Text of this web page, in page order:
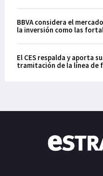
BBVA considera el
la inversión como las
El CES respalda y aporta
tramitación de la línea de